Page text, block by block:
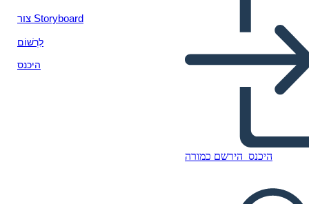
צור Storyboard
לִרְשׁוֹם
היכנס
היכנס הירשם כמורה